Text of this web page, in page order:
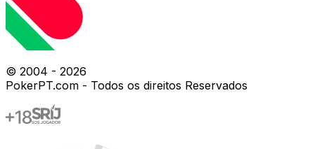
© 2004 - 2026
PokerPT.com - Todos os direitos Reservados